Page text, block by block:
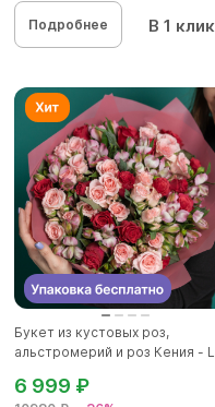
Подробнее В 1 клик
Букет из кустовых роз,
альстромерий и роз Кения - L
6 999 ₽